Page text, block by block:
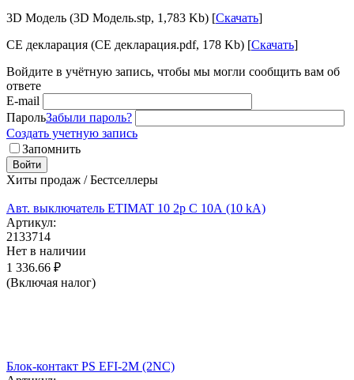
3D Модель (3D Модель.stp, 1,783 Kb) [Скачать]
CE декларация (CE декларация.pdf, 178 Kb) [Скачать]
Войдите в учётную запись, чтобы мы могли сообщить вам об
ответе
E-mail
ПарольЗабыли пароль?
Создать учетную запись
Запомнить
Войти
Хиты продаж / Бестселлеры
Авт. выключатель ETIMAT 10 2p C 10А (10 kA)
Артикул:
2133714
Нет в наличии
1 336.66 ₽
(Включая налог)
Блок-контакт PS EFI-2M (2NC)